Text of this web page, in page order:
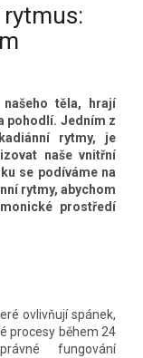
těla, hrají
pohodlí. Jedním z
rytmy, je
naše vnitřní
se podíváme na
rytmy, abychom
prostřed í
ovlivňují spánek,
procesy během 24
fungování